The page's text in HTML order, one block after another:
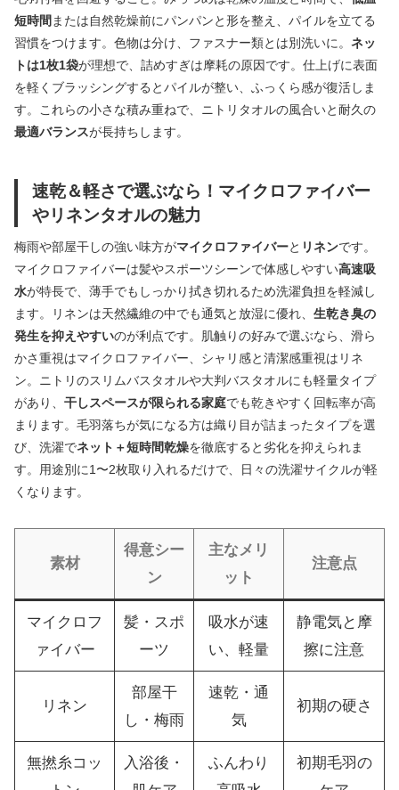
短時間 または自然乾燥前にパンパンと形を整え、パイルを立てる
習慣をつけます。色物は分け、ファスナー類とは別洗いに。 ネッ
トは1枚1袋が理想で、詰めすぎは摩耗の原因です。仕上げに表面
を軽くブラッシングするとパイルが整い、ふっくら感が復活しま
す。これらの小さな積み重ねで、ニトリタオルの風合いと耐久の
最適バランスが長持ちします。
速乾＆軽さで選ぶなら！マイクロファイバー
やリネンタオルの魅力
梅雨や部屋干しの強い味方がマイクロファイバーと リネンです。
マイクロファイバーは髪やスポーツシーンで体感しやすい高速吸
水が特長で、薄手でもしっかり拭き切れるため洗濯負担を軽減し
ます。リネンは天然繊維の中でも通気と放湿に優れ、 生乾き臭の
発生を抑えやすいのが利点です。肌触りの好みで選ぶなら、滑ら
かさ重視はマイクロファイバー、シャリ感と清潔感重視はリネ
ン。ニトリのスリムバスタオルや大判バスタオルにも軽量タイプ
があり、 干しスペースが限られる家庭でも乾きやすく回転率が高
まります。毛羽落ちが気になる方は織り目が詰まったタイプを選
び、洗濯でネット＋短時間乾燥を徹底すると劣化を抑えられま
す。用途別に1〜2枚取り入れるだけで、日々の洗濯サイクルが軽
くなります。
素材
得意シー
ン
主なメリ
ット
注意点
マイクロフ
ァイバー
髪・スポ
ーツ
吸水が速
い、軽量
静電気と摩
擦に注意
リネン
部屋干
し・梅雨
速乾・通
気
初期の硬さ
無撚糸コッ
入浴後・
ふんわり
初期毛羽の